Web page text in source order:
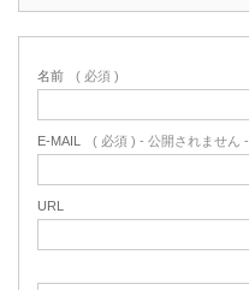
名前 ( 必須 )
E-MAIL ( 必須 ) - 公開されません -
URL